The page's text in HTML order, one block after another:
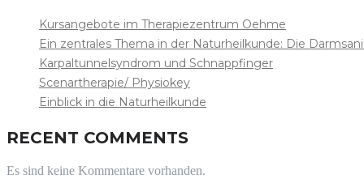
Kursangebote im Therapiezentrum Oehme
Ein zentrales Thema in der Naturheilkunde: Die
Karpaltunnelsyndrom und Schnappfinger
Scenartherapie/ Physiokey
Einblick in die Naturheilkunde
RECENT COMMENTS
Es sind keine Kommentare vorhanden.